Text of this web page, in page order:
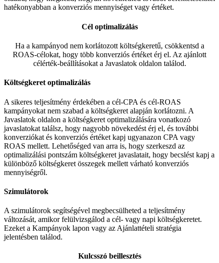
hatékonyabban a konverziós mennyiséget vagy értéket.
Cél optimalizálás
Ha a kampányod nem korlátozott költségkeretű, csökkentsd a
ROAS-célokat, hogy több konverziós értéket érj el. Az ajánlott
célérték-beállításokat a Javaslatok oldalon találod.
Költségkeret optimalizálás
A sikeres teljesítmény érdekében a cél-CPA és cél-ROAS
kampányokat nem szabad a költségkeret alapján korlátozni. A
Javaslatok oldalon a költségkeret optimalizálására vonatkozó
javaslatokat találsz, hogy nagyobb növekedést érj el, és további
konverziókat és konverziós értéket kapj ugyanazon CPA vagy
ROAS mellett. Lehetőséged van arra is, hogy szerkeszd az
optimalizálási pontszám költségkeret javaslatait, hogy becslést kapj a
különböző költségkeret összegek mellett várható konverziós
mennyiségről.
Szimulátorok
A szimulátorok segítségével megbecsülheted a teljesítmény
változását, amikor felülvizsgálod a cél- vagy napi költségkeretet.
Ezeket a Kampányok lapon vagy az Ajánlattételi stratégia
jelentésben találod.
Kulcsszó beillesztés